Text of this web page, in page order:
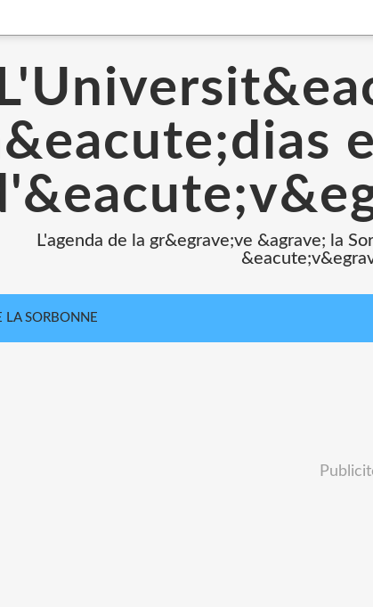
L'agenda de la gr&egrave;ve &agrave; la
LA SORBONNE